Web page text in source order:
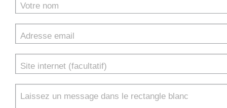
Votre nom
Adresse email
Site internet (facultatif)
Laissez un message dans le rectangle blanc